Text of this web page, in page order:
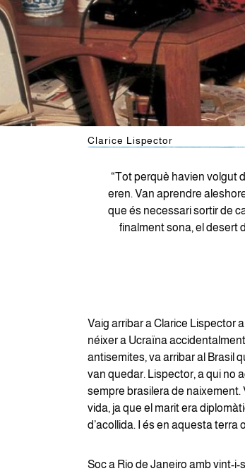
Clarice Lispector
“Tot perquè havien volgut
eren. Van aprendre
que és necessari sortir de
finalment sona, el desert
Vaig arribar a Clarice Lispector
néixer a Ucraïna
antisemites, va arribar al Brasil
van quedar. Lispector, a qui no
sempre brasilera de naixement.
vida, ja que el marit era
d’acollida. I és en aquesta
Soc a Rio de Janeiro amb vint-